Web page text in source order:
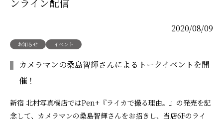
2020/08/09
お知らせ イベント
カメラマンの桑島智輝さんによるトークイベントを開
催！
新宿 北村写真機店ではPen+『ライカで撮る理由。』の発売を記
念して、カメラマンの桑島智輝さんをお招きし、当店6Fのライ